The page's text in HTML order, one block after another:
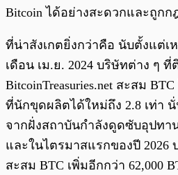
Bitcoin ได้อย่างสะดวกและถูกก
ที่น่าสังเกตยิ่งกว่าคือ นับตั้งแต่เ
เดือน เม.ย. 2024 บริษัทต่าง ๆ
BitcoinTreasuries.net สะสม
ที่นักขุดผลิตได้ใหม่ถึง 2.8 เท่า
จากฝั่งสถาบันกำลังดูดซับอุปทา
และในไตรมาสแรกของปี 2026
สะสม BTC เพิ่มอีกกว่า 62,000